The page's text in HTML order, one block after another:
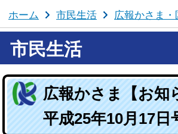
ホーム 市民生活 広報かさま
市民生活
広報かさま【お
平成25年10月17日